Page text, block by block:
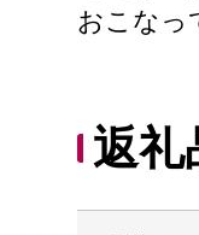
おこなっ
返礼